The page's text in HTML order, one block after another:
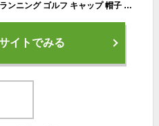
[TaoTech] スポーツ サンバイザー ランニング ゴルフ キャップ 帽子 吸汗速乾 UVカット 日焼け防止 メンズ レディース 紫外線対策 軽量 (メッシュ/ネイビー, フリー)
イトでみる